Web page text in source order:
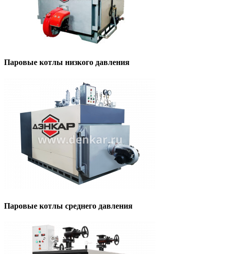
Паровые котлы низкого давления
Паровые котлы среднего давления